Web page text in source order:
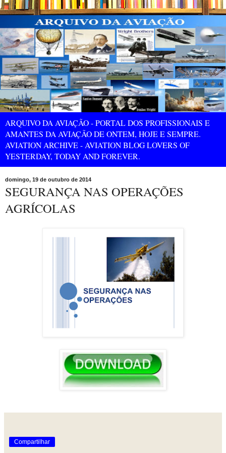
ARQUIVO DA AVIAÇÃO - PORTAL DOS PROFISSIONAIS E
AMANTES DA AVIAÇÃO DE ONTEM, HOJE E SEMPRE.
AVIATION ARCHIVE - AVIATION BLOG LOVERS OF
YESTERDAY, TODAY AND FOREVER.
domingo, 19 de outubro de 2014
SEGURANÇA NAS OPERAÇÕES
AGRÍCOLAS
Compartilhar